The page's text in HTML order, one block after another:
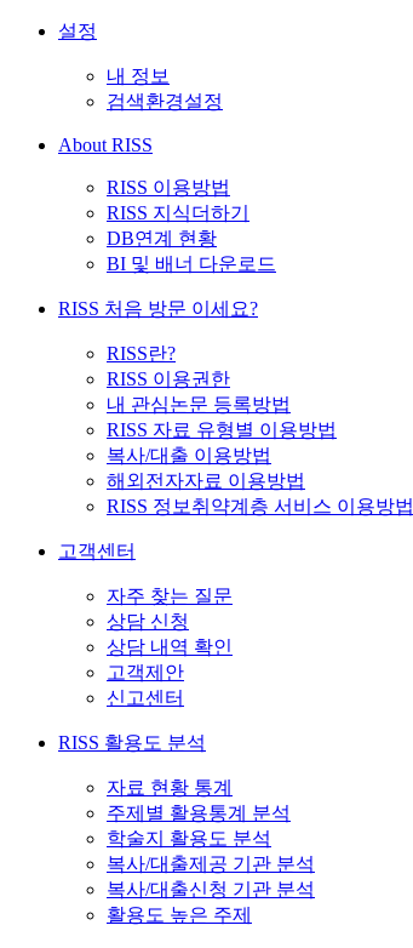
설정
내 정보
검색환경설정
About RISS
RISS 이용방법
RISS 지식더하기
DB연계 현황
BI 및 배너 다운로드
RISS 처음 방문 이세요?
RISS란?
RISS 이용권한
내 관심논문 등록방법
RISS 자료 유형별 이용방법
복사/대출 이용방법
해외전자자료 이용방법
RISS 정보취약계층 서비스 이용방법
고객센터
자주 찾는 질문
상담 신청
상담 내역 확인
고객제안
신고센터
RISS 활용도 분석
자료 현황 통계
주제별 활용통계 분석
학술지 활용도 분석
복사/대출제공 기관 분석
복사/대출신청 기관 분석
활용도 높은 주제